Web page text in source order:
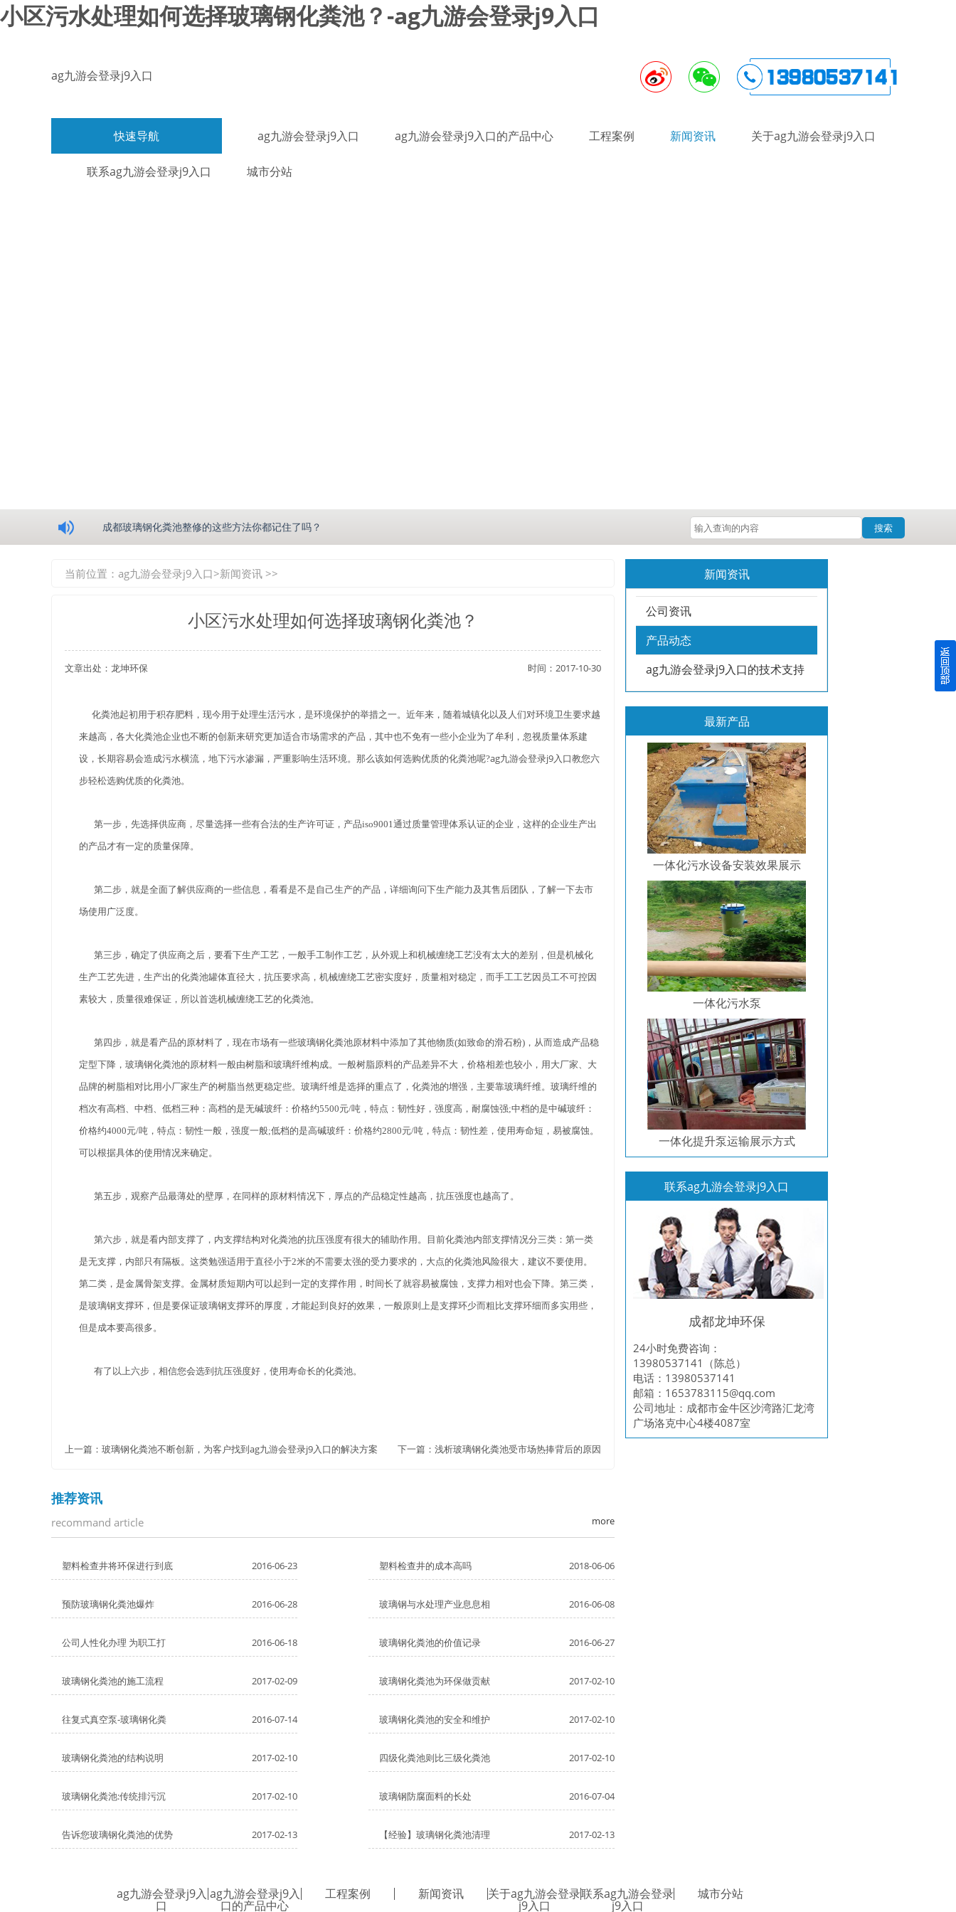
小区污水处理如何选择玻璃钢化粪池？-ag九游会登录j9入口
ag九游会登录j9入口
快速导航 ag九游会登录j9入口 ag九游会登录j9入口的产品中心 工程案例 新闻资讯 关于ag九游会登录j9入口
联系ag九游会登录j9入口 城市分站
成都玻璃钢化粪池整修的这些方法你都记住了吗？
四川玻璃钢化粪池逐渐取代传统玻璃钢化粪池的这几点原因你都记住了吗？
关于重庆玻璃钢化粪池的这些基础知识你都记住了吗？
在安装绵阳玻璃钢化粪池时可能遇到这些难题
使用成都玻璃钢化粪池的七大好处你都记住了吗？
搜索
当前位置： ag九游会登录j9入口>新闻资讯 >>
小区污水处理如何选择玻璃钢化粪池？
文章出处：龙坤环保 时间：2017-10-30
化粪池起初用于积存肥料，现今用于处理生活污水，是环境保护的举措之一。近年来，随着城镇化以及人们对环境卫生要求越
来越高，各大化粪池企业也不断的创新来研究更加适合市场需求的产品，其中也不免有一些小企业为了牟利，忽视质量体系建
设，长期容易会造成污水横流，地下污水渗漏，严重影响生活环境。那么该如何选购优质的化粪池呢?ag九游会登录j9入口教您六
步轻松选购优质的化粪池。
第一步，先选择供应商，尽量选择一些有合法的生产许可证，产品iso9001通过质量管理体系认证的企业，这样的企业生产出
的产品才有一定的质量保障。
第二步，就是全面了解供应商的一些信息，看看是不是自己生产的产品，详细询问下生产能力及其售后团队，了解一下去市
场使用广泛度。
第三步，确定了供应商之后，要看下生产工艺，一般手工制作工艺，从外观上和机械缠绕工艺没有太大的差别，但是机械化
生产工艺先进，生产出的化粪池罐体直径大，抗压要求高，机械缠绕工艺密实度好，质量相对稳定，而手工工艺因员工不可控因
素较大，质量很难保证，所以首选机械缠绕工艺的化粪池。
第四步，就是看产品的原材料了，现在市场有一些玻璃钢化粪池原材料中添加了其他物质(如致命的滑石粉)，从而造成产品稳
定型下降，玻璃钢化粪池的原材料一般由树脂和玻璃纤维构成。一般树脂原料的产品差异不大，价格相差也较小，用大厂家、大
品牌的树脂相对比用小厂家生产的树脂当然更稳定些。玻璃纤维是选择的重点了，化粪池的增强，主要靠玻璃纤维。玻璃纤维的
档次有高档、中档、低档三种：高档的是无碱玻纤：价格约5500元/吨，特点：韧性好，强度高，耐腐蚀强;中档的是中碱玻纤：
价格约4000元/吨，特点：韧性一般，强度一般;低档的是高碱玻纤：价格约2800元/吨，特点：韧性差，使用寿命短，易被腐蚀。
可以根据具体的使用情况来确定。
第五步，观察产品最薄处的壁厚，在同样的原材料情况下，厚点的产品稳定性越高，抗压强度也越高了。
第六步，就是看内部支撑了，内支撑结构对化粪池的抗压强度有很大的辅助作用。目前化粪池内部支撑情况分三类：第一类
是无支撑，内部只有隔板。这类勉强适用于直径小于2米的不需要太强的受力要求的，大点的化粪池风险很大，建议不要使用。
第二类，是金属骨架支撑。金属材质短期内可以起到一定的支撑作用，时间长了就容易被腐蚀，支撑力相对也会下降。第三类，
是玻璃钢支撑环，但是要保证玻璃钢支撑环的厚度，才能起到良好的效果，一般原则上是支撑环少而粗比支撑环细而多实用些，
但是成本要高很多。
有了以上六步，相信您会选到抗压强度好，使用寿命长的化粪池。
上一篇： 玻璃钢化粪池不断创新，为客户找到ag九游会登录j9入口的解决方案 下一篇： 浅析玻璃钢化粪池受市场热捧背后的原因
推荐资讯
recommand article more
塑料检查井将环保进行到底 2016-06-23 塑料检查井的成本高吗 2018-06-06
预防玻璃钢化粪池爆炸 2016-06-28 玻璃钢与水处理产业息息相 2016-06-08
公司人性化办理 为职工打 2016-06-18 玻璃钢化粪池的价值记录 2016-06-27
玻璃钢化粪池的施工流程 2017-02-09 玻璃钢化粪池为环保做贡献 2017-02-10
往复式真空泵-玻璃钢化粪 2016-07-14 玻璃钢化粪池的安全和维护 2017-02-10
玻璃钢化粪池的结构说明 2017-02-10 四级化粪池则比三级化粪池 2017-02-10
玻璃钢化粪池:传统排污沉 2017-02-10 玻璃钢防腐面料的长处 2016-07-04
告诉您玻璃钢化粪池的优势 2017-02-13 【经验】玻璃钢化粪池清理 2017-02-13
新闻资讯
公司资讯
产品动态
ag九游会登录j9入口的技术支持
最新产品
一体化污水设备安装效果展示
一体化污水泵
一体化提升泵运输展示方式
联系ag九游会登录j9入口
成都龙坤环保
24小时免费咨询：
13980537141（陈总）
电话：13980537141
邮箱： 1653783115@qq.com
公司地址：成都市金牛区沙湾路汇龙湾
广场洛克中心4楼4087室
ag九游会登录j9入
口
ag九游会登录j9入
口的产品中心
工程案例 新闻资讯 关于ag九游会登录
j9入口
联系ag九游会登录
j9入口
城市分站